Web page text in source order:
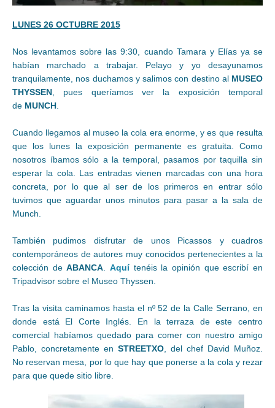
LUNES 26 OCTUBRE 2015
Nos levantamos sobre las 9:30, cuando Tamara y Elías ya se
habían marchado a trabajar. Pelayo y yo desayunamos
tranquilamente, nos duchamos y salimos con destino al MUSEO
THYSSEN , pues queríamos ver la exposición temporal
de MUNCH
Cuando llegamos al museo la cola era enorme, y es que resulta
que los lunes la exposición permanente es gratuita. Como
nosotros íbamos sólo a la temporal, pasamos por taquilla sin
esperar la cola. Las entradas vienen marcadas con una hora
concreta, por lo que al ser de los primeros en entrar sólo
tuvimos que aguardar unos minutos para pasar a la sala de
Munch.
También pudimos disfrutar de unos Picassos y cuadros
contemporáneos de autores muy conocidos pertenecientes a la
colección deABANCA .Aquítenéis la opinión que escribí en
Tripadvisor sobre el Museo Thyssen.
Tras la visita caminamos hasta el nº 52 de la Calle Serrano, en
donde está El Corte Inglés. En la terraza de este centro
comercial habíamos quedado para comer con nuestro amigo
Pablo, concretamente en STREETXO , del chef David Muñoz.
No reservan mesa, por lo que hay que ponerse a la cola y rezar
para que quede sitio libre.